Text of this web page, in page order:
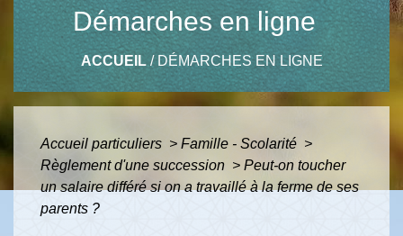
Démarches en ligne
ACCUEIL/ DÉMARCHES EN LIGNE
Accueil particuliers > Famille - Scolarité >
Règlement d'une succession > Peut-on toucher
un salaire différé si on a travaillé à la ferme de ses
parents ?